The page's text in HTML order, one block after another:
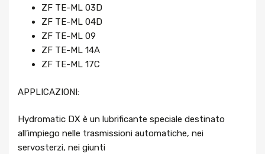
ZF TE-ML 03D
ZF TE-ML 04D
ZF TE-ML 09
ZF TE-ML 14A
ZF TE-ML 17C
APPLICAZIONI:
Hydromatic DX è un lubrificante speciale destinato
all’impiego nelle trasmissioni automatiche, nei
servosterzi, nei giunti